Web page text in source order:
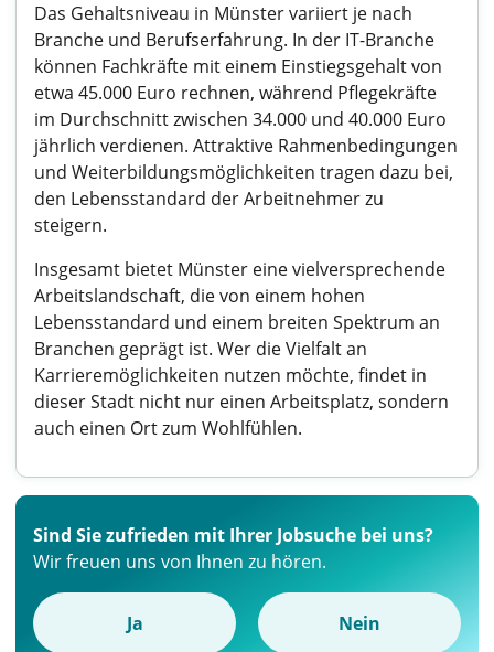
Das Gehaltsniveau in Münster variiert je nach
Branche und Berufserfahrung. In der IT-Branche
können Fachkräfte mit einem Einstiegsgehalt von
etwa 45.000 Euro rechnen, während Pflegekräfte
im Durchschnitt zwischen 34.000 und 40.000 Euro
jährlich verdienen. Attraktive Rahmenbedingungen
und Weiterbildungsmöglichkeiten tragen dazu bei,
den Lebensstandard der Arbeitnehmer zu
steigern.
Insgesamt bietet Münster eine vielversprechende
Arbeitslandschaft, die von einem hohen
Lebensstandard und einem breiten Spektrum an
Branchen geprägt ist. Wer die Vielfalt an
Karrieremöglichkeiten nutzen möchte, findet in
dieser Stadt nicht nur einen Arbeitsplatz, sondern
auch einen Ort zum Wohlfühlen.
Sind Sie zufrieden mit Ihrer Jobsuche bei uns?
Wir freuen uns von Ihnen zu hören.
Ja Nein